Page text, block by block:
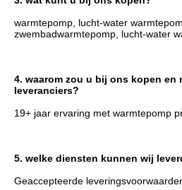
warmtepomp, lucht-water
zwembadwarmtepomp, lucht-water
4. waarom zou u bij ons kopen en
leveranciers?
19+ jaar ervaring met warmtepomp
5. welke diensten kunnen wij
Geaccepteerde